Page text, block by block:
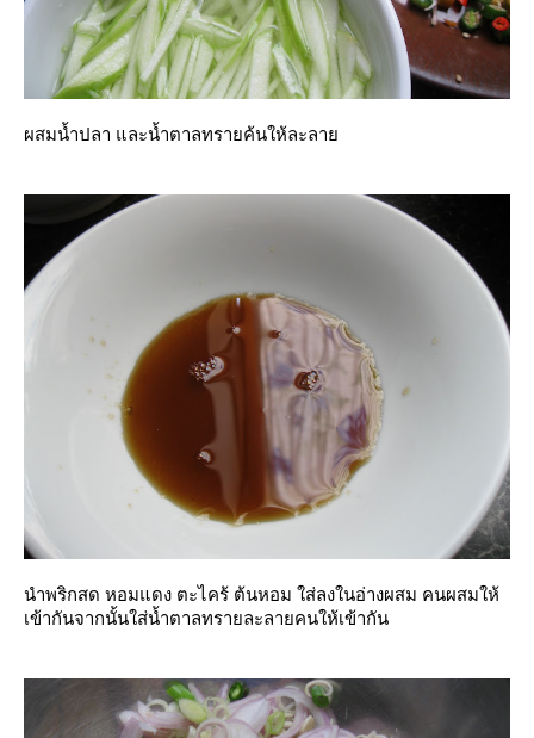
ผสมน้ำปลา และน้ำตาลทรายค้นให้ละลา
นำพริกสด หอมแดง ตะไคร้ ต้นหอม ใส่ลงในอ่างผสม คนผสมให้
เข้ากันจากนั้นใส่น้ำตาลทรายละลายคนให้เข้ากัน